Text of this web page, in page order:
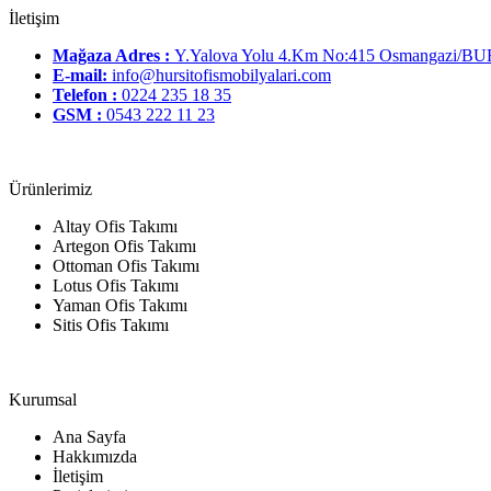
İletişim
Mağaza Adres : Y.Yalova Yolu 4.Km No:415 Osmangazi/
E-mail: info@hursitofismobilyalari.com
Telefon : 0224 235 18 35
GSM : 0543 222 11 23
Ürünlerimiz
Altay Ofis Takımı
Artegon Ofis Takımı
Ottoman Ofis Takımı
Lotus Ofis Takımı
Yaman Ofis Takımı
Sitis Ofis Takımı
Kurumsal
Ana Sayfa
Hakkımızda
İletişim